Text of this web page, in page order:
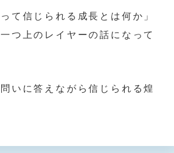
て信じられる成長とは何か」
つ上のレイヤーの話になって
いに答えながら信じられる煌